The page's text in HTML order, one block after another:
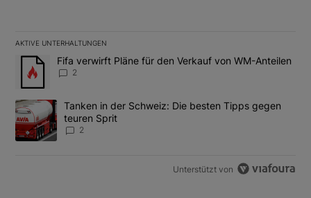
AKTIVE UNTERHALTUNGEN
Das Folgende ist eine Liste der am meisten kommentierten
Ein Trendartikel mit dem Titel "Fifa verwirft Pläne für den
Fifa verwirft Pläne für den Verkauf von WM-Anteilen
2
Ein Trendartikel mit dem Titel "Tanken in der Schweiz: Die
Tanken in der Schweiz: Die besten Tipps gegen
teuren Sprit
2
Unterstützt von